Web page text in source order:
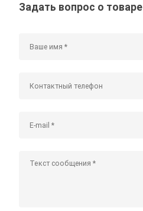
Задать вопрос о товаре